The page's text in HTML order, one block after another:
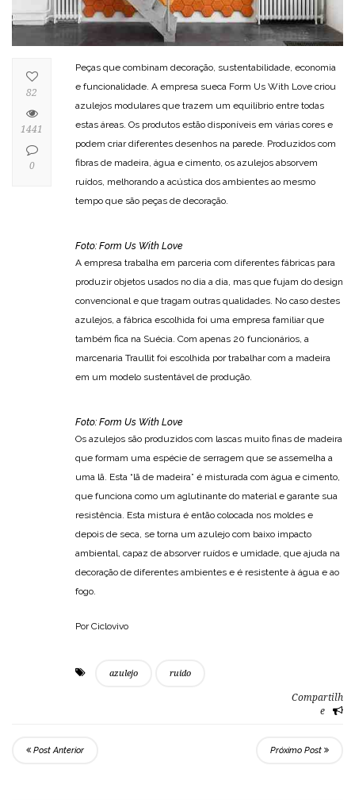
Peças que combinam decoração, sustentabilidade, economia
e funcionalidade. A empresa sueca Form Us With Love criou
azulejos modulares que trazem um equilíbrio entre todas
estas áreas. Os produtos estão disponíveis em várias cores e
podem criar diferentes desenhos na parede. Produzidos com
fibras de madeira, água e cimento, os azulejos absorvem
ruídos, melhorando a acústica dos ambientes ao mesmo
tempo que são peças de decoração.
Foto: Form Us With Love
A empresa trabalha em parceria com diferentes fábricas para
produzir objetos usados no dia a dia, mas que fujam do design
convencional e que tragam outras qualidades. No caso destes
azulejos, a fábrica escolhida foi uma empresa familiar que
também fica na Suécia. Com apenas 20 funcionários, a
marcenaria Traullit foi escolhida por trabalhar com a madeira
em um modelo sustentável de produção.
Foto: Form Us With Love
Os azulejos são produzidos com lascas muito finas de madeira
que formam uma espécie de serragem que se assemelha a
uma lã. Esta “lã de madeira” é misturada com água e cimento,
que funciona como um aglutinante do material e garante sua
resistência. Esta mistura é então colocada nos moldes e
depois de seca, se torna um azulejo com baixo impacto
ambiental, capaz de absorver ruídos e umidade, que ajuda na
decoração de diferentes ambientes e é resistente à água e ao
fogo.
Por Ciclovivo
azulejo ruido
Compartilh
e
82
1441
0
Post Anterior Próximo Post